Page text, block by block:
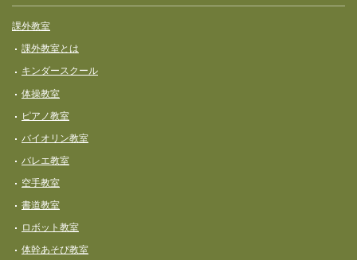
課外教室
課外教室とは
キンダースクール
体操教室
ピアノ教室
バイオリン教室
バレエ教室
空手教室
書道教室
ロボット教室
体幹あそび教室